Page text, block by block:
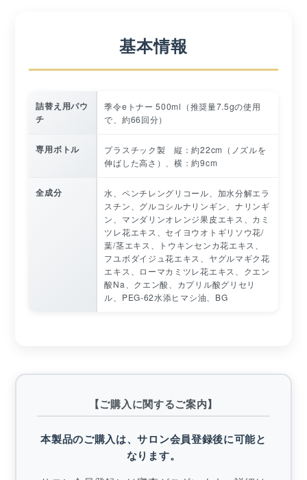
基本情報
詰替え用パウ
チ
季令eトナー 500ml（推奨量7.5gの使用
で、約66回分）
専用ボトル
プラスチック製 縦：約22cm（ノズルを
伸ばした高さ）、横：約9cm
全成分
水、ペンチレングリコール、加水分解エラ
スチン、グルコシルナリンギン、ナリンギ
ン、マンダリンオレンジ果皮エキス、カミ
ツレ花エキス、セイヨウオトギリソウ花/
葉/茎エキス、トウキンセンカ花エキス、
フユボダイジュ花エキス、ヤグルマギク花
エキス、ローマカミツレ花エキス、クエン
酸Na、クエン酸、カプリル酸グリセリ
ル、PEG-62水添ヒマシ油、BG
【ご購入に関するご案内】
本製品のご購入は、サロン会員登録後に可能と
なります。